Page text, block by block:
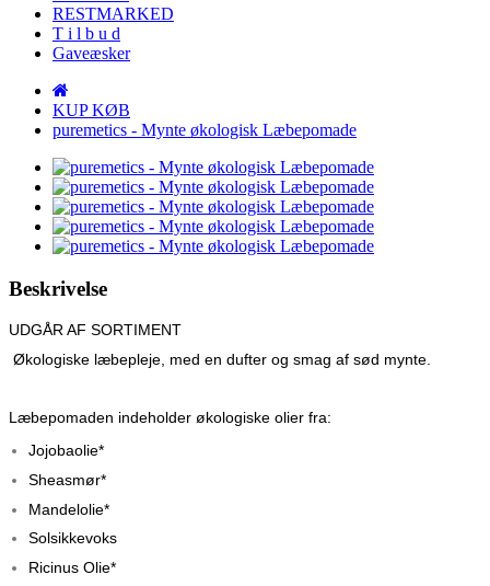
RESTMARKED
T i l b u d
Gaveæsker
KUP KØB
puremetics - Mynte økologisk Læbepomade
Beskrivelse
UDGÅR AF SORTIMENT
Økologiske læbepleje, med en dufter og smag af sød mynte.
Læbepomaden indeholder økologiske olier fra:
Jojobaolie*
Sheasmør*
Mandelolie*
Solsikkevoks
Ricinus Olie*